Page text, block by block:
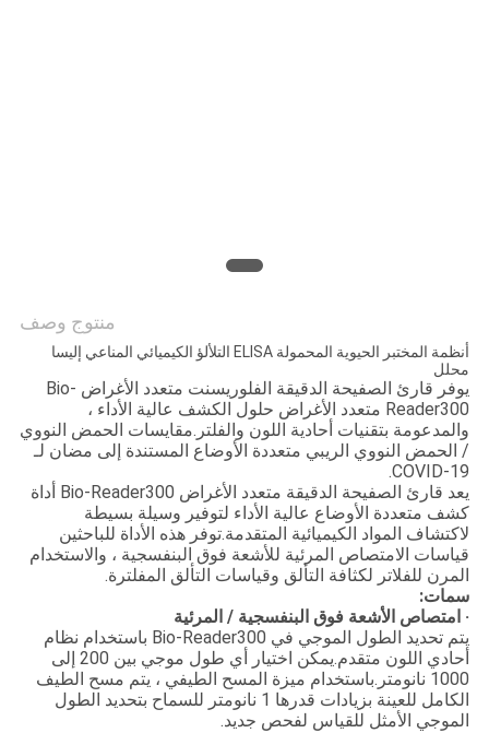
منتوج وصف
أنظمة المختبر الحيوية المحمولة ELISA التلألؤ الكيميائي المناعي إليسا
محلل
يوفر قارئ الصفيحة الدقيقة الفلوريسنت متعدد الأغراض Bio-
Reader300 متعدد الأغراض حلول الكشف عالية الأداء ،
والمدعومة بتقنيات أحادية اللون والفلتر.مقايسات الحمض النووي
/ الحمض النووي الريبي متعددة الأوضاع المستندة إلى مضان لـ
COVID-19.
يعد قارئ الصفيحة الدقيقة متعدد الأغراض Bio-Reader300 أداة
كشف متعددة الأوضاع عالية الأداء لتوفير وسيلة بسيطة
لاكتشاف المواد الكيميائية المتقدمة.توفر هذه الأداة للباحثين
قياسات الامتصاص المرئية للأشعة فوق البنفسجية ، والاستخدام
المرن للفلاتر لكثافة التألق وقياسات التألق المفلترة.
سمات:
· امتصاص الأشعة فوق البنفسجية / المرئية
يتم تحديد الطول الموجي في Bio-Reader300 باستخدام نظام
أحادي اللون متقدم.يمكن اختيار أي طول موجي بين 200 إلى
1000 نانومتر.باستخدام ميزة المسح الطيفي ، يتم مسح الطيف
الكامل للعينة بزيادات قدرها 1 نانومتر للسماح بتحديد الطول
الموجي الأمثل للقياس لفحص جديد.